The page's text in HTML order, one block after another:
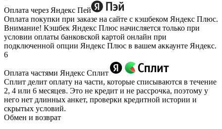
Оплата через Яндекс Пей
Оплата покупки при заказе на сайте с кэшбеком Яндекс Плюс.
Внимание! Кэшбек Яндекс Плюс начисляется только при
условии оплаты банковской картой онлайн при
подключенной опции Яндекс Плюс в вашем аккаунте Яндекс.
6
Оплата частями Яндекс Сплит
Сплит делит оплату на части, которые списываются в течение
2, 4 или 6 месяцев. Это не кредит и не рассрочка, поэтому у
него нет длинных анкет, проверки кредитной истории и
скрытых условий.
Обмен и возврат